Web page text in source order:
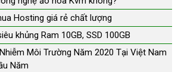
Hosting giá rẻ chất lượng
khủng Ram 10GB, SSD 100GB
Môi Trường Năm 2020 Tại Việt Nam
Năm